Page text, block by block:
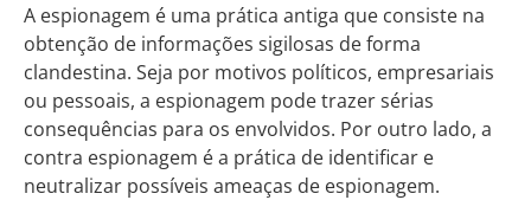
A espionagem é uma prática antiga que consiste na
obtenção de informações sigilosas de forma
clandestina. Seja por motivos políticos, empresariais
ou pessoais, a espionagem pode trazer sérias
consequências para os envolvidos. Por outro lado, a
contra espionagem é a prática de identificar e
neutralizar possíveis ameaças de espionagem.